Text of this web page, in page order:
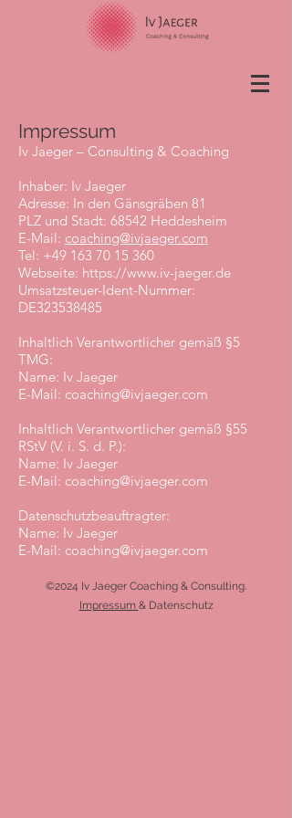
Impressum
Iv Jaeger – Consulting & Coaching
Inhaber: Iv Jaeger
Adresse: In den Gänsgräben 81
PLZ und Stadt: 68542 Heddesheim
E-Mail: coaching@ivjaeger.com
Tel: +49 163 70 15 360
Webseite: https://www.iv-jaeger.de
Umsatzsteuer-Ident-Nummer:
DE323538485
Inhaltlich Verantwortlicher gemäß §5
TMG:
Name: Iv Jaeger
E-Mail: coaching@ivjaeger.com
Inhaltlich Verantwortlicher gemäß §55
RStV (V. i. S. d. P.):
Name: Iv Jaeger
E-Mail: coaching@ivjaeger.com
Datenschutzbeauftragter:
Name: Iv Jaeger
E-Mail: coaching@ivjaeger.com
©2024 Iv Jaeger Coaching & Consulting.
Impressum & Datenschutz